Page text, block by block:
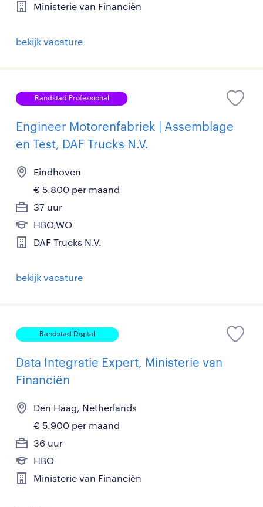
Ministerie van Financiën
bekijk vacature
Randstad Professional
Engineer Motorenfabriek | Assemblage
en Test, DAF Trucks N.V.
Eindhoven
€ 5.800 per maand
37 uur
HBO,WO
DAF Trucks N.V.
bekijk vacature
Randstad Digital
Data Integratie Expert, Ministerie van
Financiën
Den Haag, Netherlands
€ 5.900 per maand
36 uur
HBO
Ministerie van Financiën